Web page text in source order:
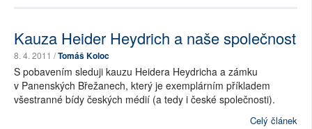
Kauza Heider Heydrich a naše společnost
8. 4. 2011 /Tomáš Koloc
S pobavením sleduji kauzu Heidera Heydricha a zámku
v Panenských Břežanech, který je exemplárním příkladem
všestranné bídy českých médií (a tedy i české společnosti).
Celý článek